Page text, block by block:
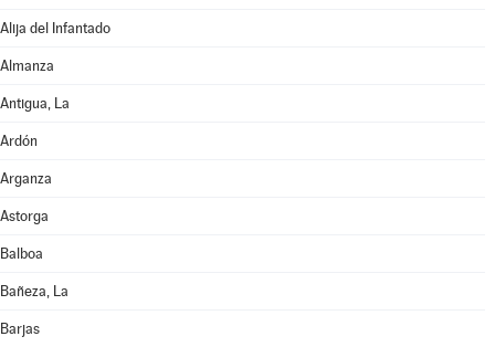
Alija del Infantado
Almanza
Antigua, La
Ardón
Arganza
Astorga
Balboa
Bañeza, La
Barjas